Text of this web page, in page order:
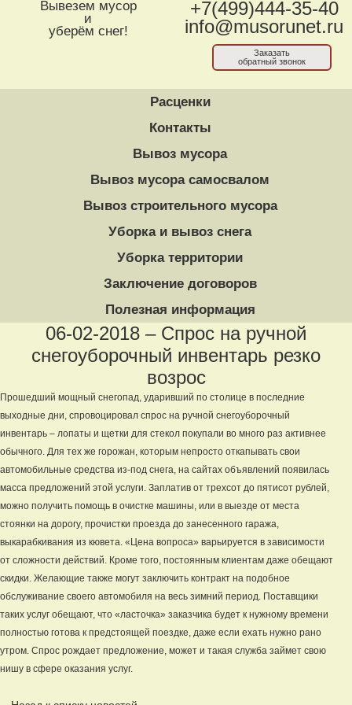
Вывезем мусор
и
уберём снег!
+7(499)444-35-40
info@musorunet.ru
Заказать
обратный звонок
Расценки
Контакты
Вывоз мусора
Вывоз мусора самосвалом
Вывоз строительного мусора
Уборка и вывоз снега
Уборка территории
Заключение договоров
Полезная информация
06-02-2018 – Спрос на ручной
снегоуборочный инвентарь резко
возрос
Прошедший мощный снегопад, ударивший по столице в последние
выходные дни, спровоцировал спрос на ручной снегоуборочный
инвентарь – лопаты и щетки для стекол покупали во много раз активнее
обычного. Для тех же горожан, которым непросто откапывать свои
автомобильные средства из-под снега, на сайтах объявлений появилась
масса предложений этой услуги. Заплатив от трехсот до пятисот рублей,
можно получить помощь в очистке машины, или в выезде от места
стоянки на дорогу, прочистки проезда до занесенного гаража,
выкарабкивания из кювета. «Цена вопроса» варьируется в зависимости
от сложности действий. Кроме того, постоянным клиентам даже обещают
скидки. Желающие также могут заключить контракт на подобное
обслуживание своего автомобиля на весь зимний период. Поставщики
таких услуг обещают, что «ласточка» заказчика будет к нужному времени
полностью готова к предстоящей поездке, даже если ехать нужно рано
утром. Спрос рождает предложение, может и такая служба займет свою
нишу в сфере оказания услуг.